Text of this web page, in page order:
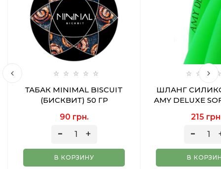
ТАБАК MINIMAL BISCUIT
(БИСКВИТ) 50 ГР
90 грн.
В КОРЗИНУ
ШЛАНГ
AMY DELUXE
215
В